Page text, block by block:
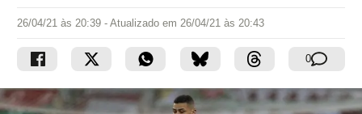
26/04/21 às 20:39 - Atualizado em 26/04/21 às 20:43
0